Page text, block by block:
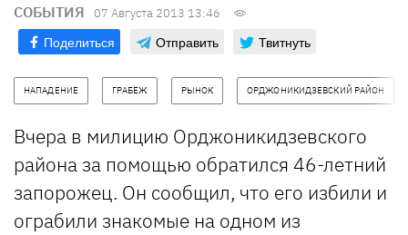
СОБЫТИЯ 07 Августа 2013 13:46
Поделиться Отправить Твитнуть
НАПАДЕНИЕ ГРАБЕЖ РЫНОК ОРДЖОНИКИДЗЕВСКИЙ РАЙОН
Вчера в милицию Орджоникидзевского
района за помощью обратился 46-летний
запорожец. Он сообщил, что его избили и
ограбили знакомые на одном из